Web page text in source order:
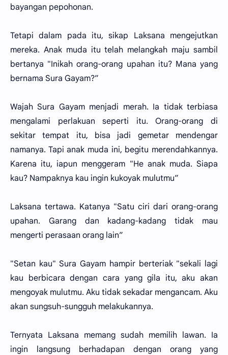
bayangan pepohonan.
Tetapi dalam pada itu, sikap Laksana mengejutkan
mereka. Anak muda itu telah melangkah maju sambil
bertanya "Inikah orang-orang upahan itu? Mana yang
bernama Sura Gayam?”
Wajah Sura Gayam menjadi merah. Ia tidak terbiasa
mengalami perlakuan seperti itu. Orang-orang di
sekitar tempat itu, bisa jadi gemetar mendengar
namanya. Tapi anak muda ini, begitu merendahkannya.
Karena itu, iapun menggeram "He anak muda. Siapa
kau? Nampaknya kau ingin kukoyak mulutmu”
Laksana tertawa. Katanya "Satu ciri dari orang-orang
upahan. Garang dan kadang-kadang tidak mau
mengerti perasaan orang lain”
"Setan kau" Sura Gayam hampir berteriak "sekali lagi
kau berbicara dengan cara yang gila itu, aku akan
mengoyak mulutmu. Aku tidak sekadar mengancam. Aku
akan sungsuh-sungguh melakukannya.
Ternyata Laksana memang sudah memilih lawan. Ia
ingin langsung berhadapan dengan orang yang